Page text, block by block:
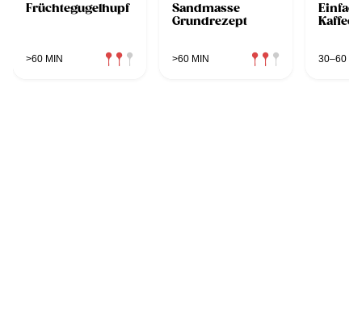
Früchtegugelhupf
>60 MIN
Sandmasse
Grundrezept
>60 MIN 30–60